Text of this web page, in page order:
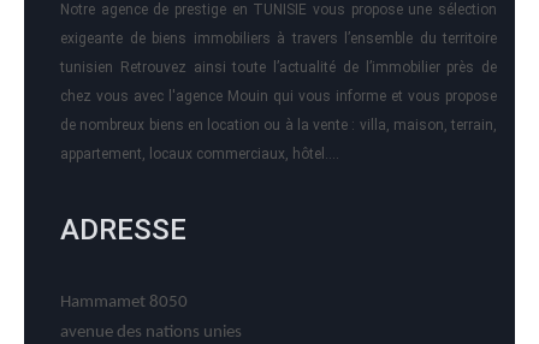
Notre agence de prestige en TUNISIE vous propose une sélection
exigeante de biens immobiliers à travers l’ensemble du territoire
tunisien Retrouvez ainsi toute l’actualité de l’immobilier près de
chez vous avec l'agence Mouin qui vous informe et vous propose
de nombreux biens en location ou à la vente : villa, maison, terrain,
appartement, locaux commerciaux, hôtel….
ADRESSE
Hammamet 8050
avenue des nations unies